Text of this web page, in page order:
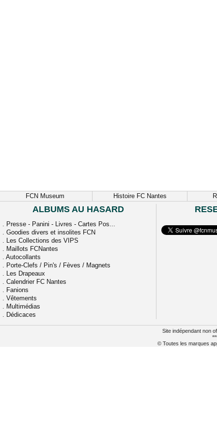
FCN Museum Histoire FC Nantes
ALBUMS AU HASARD
. Presse - Panini - Livres - Cartes Pos...
. Goodies divers et insolites FCN
. Les Collections des VIPS
. Maillots FCNantes
. Autocollants
. Porte-Clefs / Pin's / Fèves / Magnets
. Les Drapeaux
. Calendrier FC Nantes
. Fanions
. Vêtements
. Multimédias
. Dédicaces
Site indépendant non
© Toutes les marques